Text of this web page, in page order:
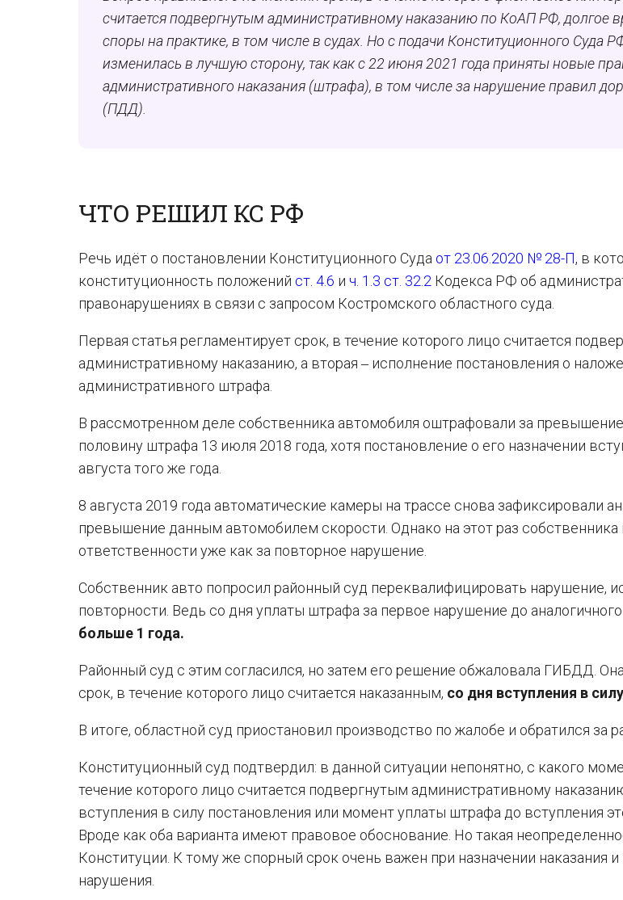
считается подвергнутым административному наказанию по КоАП РФ, долгое
споры на практике, в том числе в судах. Но с подачи Конституционного Суда
изменилась в лучшую сторону, так как с 22 июня 2021 года приняты новые
административного наказания (штрафа), в том числе за нарушение правил
(ПДД).
ЧТО РЕШИЛ КС РФ
Речь идёт о постановлении Конституционного Суда от 23.06.2020 № 28-П, в
конституционность положений ст. 4.6 и ч. 1.3 ст. 32.2 Кодекса РФ об
правонарушениях в связи с запросом Костромского областного суда.
Первая статья регламентирует срок, в течение которого лицо считается
административному наказанию, а вторая ‒ исполнение постановления о
административного штрафа.
В рассмотренном деле собственника автомобиля оштрафовали за
половину штрафа 13 июля 2018 года, хотя постановление о его назначении
августа того же года.
8 августа 2019 года автоматические камеры на трассе снова зафиксировали
превышение данным автомобилем скорости. Однако на этот раз собственника
ответственности уже как за повторное нарушение.
Собственник авто попросил районный суд переквалифицировать нарушение,
повторности. Ведь со дня уплаты штрафа за первое нарушение до
больше 1 года.
Районный суд с этим согласился, но затем его решение обжаловала ГИБДД.
срок, в течение которого лицо считается наказанным, со дня вступления в силу
В итоге, областной суд приостановил производство по жалобе и обратился за
Конституционный суд подтвердил: в данной ситуации непонятно, с какого
течение которого лицо считается подвергнутым административному
вступления в силу постановления или момент уплаты штрафа до вступления
Вроде как оба варианта имеют правовое обоснование. Но такая
Конституции. К тому же спорный срок очень важен при назначении наказания
нарушения.